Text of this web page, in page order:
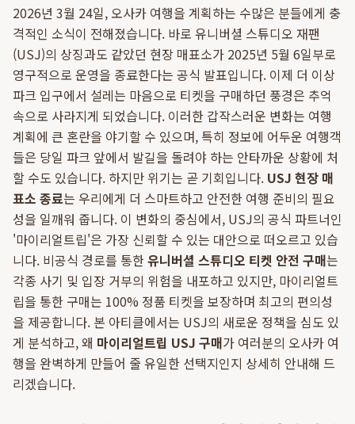
2026년 3월 24일, 오사카 여행을 계획하는 수많은 분들에게 충
격적인 소식이 전해졌습니다. 바로 유니버셜 스튜디오 재팬
(USJ)의 상징과도 같았던 현장 매표소가 2025년 5월 6일부로
영구적으로 운영을 종료한다는 공식 발표입니다. 이제 더 이상
파크 입구에서 설레는 마음으로 티켓을 구매하던 풍경은 추억
속으로 사라지게 되었습니다. 이러한 갑작스러운 변화는 여행
계획에 큰 혼란을 야기할 수 있으며, 특히 정보에 어두운 여행객
들은 당일 파크 앞에서 발길을 돌려야 하는 안타까운 상황에 처
할 수도 있습니다. 하지만 위기는 곧 기회입니다. USJ 현장 매
표소 종료는 우리에게 더 스마트하고 안전한 여행 준비의 필요
성을 일깨워 줍니다. 이 변화의 중심에서, USJ의 공식 파트너인
'마이리얼트립'은 가장 신뢰할 수 있는 대안으로 떠오르고 있습
니다. 비공식 경로를 통한유니버셜 스튜디오 티켓 안전 구매는
각종 사기 및 입장 거부의 위험을 내포하고 있지만, 마이리얼트
립을 통한 구매는 100% 정품 티켓을 보장하며 최고의 편의성
을 제공합니다. 본 아티클에서는 USJ의 새로운 정책을 심도 있
게 분석하고, 왜 마이리얼트립 USJ 구매가 여러분의 오사카 여
행을 완벽하게 만들어 줄 유일한 선택지인지 상세히 안내해 드
리겠습니다.